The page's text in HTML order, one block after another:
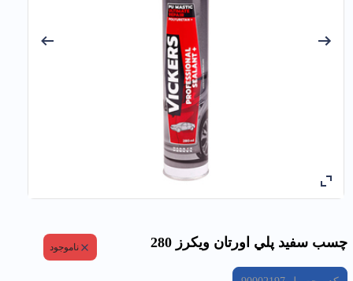
چسب سفيد پلي اورتان ویکرز 280 ناموجود